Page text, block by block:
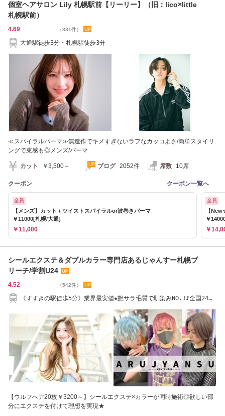
個室ヘアサロン Lily 札幌駅前【リーリー】（旧：lico×little
札幌駅前）
4.69 （381件）
大通駅徒歩3分・札幌駅徒歩3分
≪スパイラルパーマ≫無造作でキメすぎないラフなカッコよさ/簡単スタイリ
ングで束感も◎メンズ/パーマ
カット ￥3,500～ ブログ 2052件 席数 10席
クーポン クーポン一覧へ
全員
【メンズ】カット＋ツイストスパイラルor波巻きパーマ
￥11000[札幌/大通]
￥11,000
全員
【
￥
￥
シールエクステ＆ダブルカラー専門店あるじゃんすー札幌ブ
リーチ/学割U24
4.52 （542件）
《すすきの駅徒歩5分》業界最安値★艶サラ毛質で馴染みNO.1♪全国24店
【ウルフへア20枚￥3200～】シールエクステ×カラーが同時施術◎欲しい部
分にエクステを付けて理想を実現★